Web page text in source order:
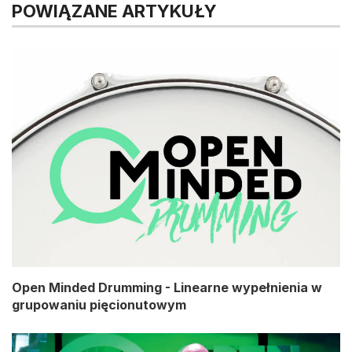
POWIĄZANE ARTYKUŁY
Open Minded Drumming - Linearne wypełnienia w
grupowaniu pięcionutowym